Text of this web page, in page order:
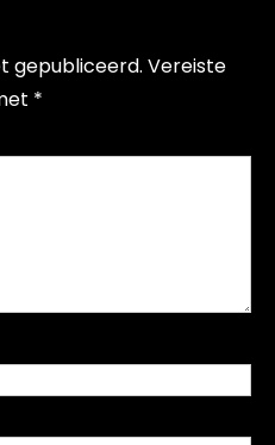
gepubliceerd. Vereiste
*